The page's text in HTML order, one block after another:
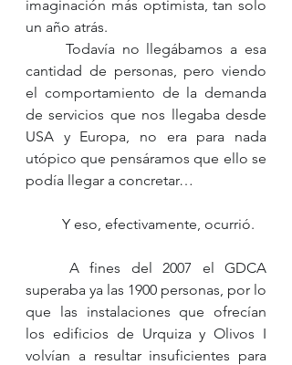
imaginación más optimista, tan solo
un año atrás.
cantidad de personas, pero viendo
el comportamiento de la demanda
de servicios que nos llegaba desde
USA y Europa, no era para nada
utópico que pensáramos que ello se
podía llegar a concretar…
	Y eso, efectivamente, ocurrió.
superaba ya las 1900 personas, por lo
que las instalaciones que ofrecían
los edificios de Urquiza y Olivos I
volvían a resultar insuficientes para